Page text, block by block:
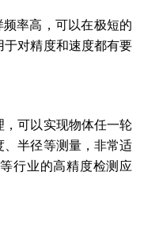
率高，可以在极短的
于对精度和速度都有要
可以实现物体任一轮
、半径等测量，非常适
行业的高精度检测应